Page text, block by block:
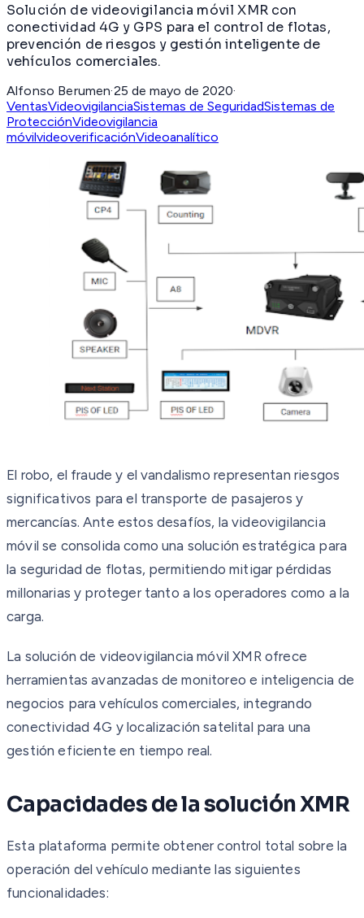
Solución de videovigilancia móvil XMR con
conectividad 4G y GPS para el control de flotas,
prevención de riesgos y gestión inteligente de
vehículos comerciales.
Alfonso Berumen·25 de mayo de 2020·
VentasVideovigilanciaSistemas de SeguridadSistemas de
ProtecciónVideovigilancia
móvilvideoverificaciónVideoanalítico
El robo, el fraude y el vandalismo representan riesgos
significativos para el transporte de pasajeros y
mercancías. Ante estos desafíos, la videovigilancia
móvil se consolida como una solución estratégica para
la seguridad de flotas, permitiendo mitigar pérdidas
millonarias y proteger tanto a los operadores como a la
carga.
La solución de videovigilancia móvil XMR ofrece
herramientas avanzadas de monitoreo e inteligencia de
negocios para vehículos comerciales, integrando
conectividad 4G y localización satelital para una
gestión eficiente en tiempo real.
Capacidades de la solución XMR
Esta plataforma permite obtener control total sobre la
operación del vehículo mediante las siguientes
funcionalidades: